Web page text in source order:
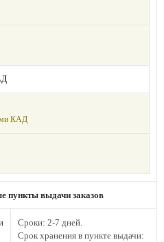
КАД
пункты выдачи заказов
Сроки: 2-7 дней.
Cрок хранения в пункте выдачи: